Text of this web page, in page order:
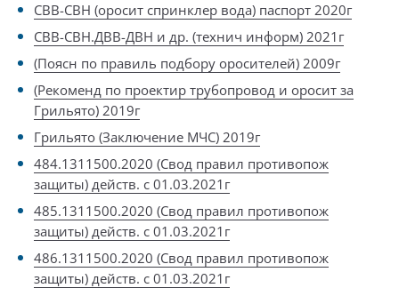
СВВ-СВН (оросит спринклер вода) паспорт 2020г
СВВ-СВН.ДВВ-ДВН и др. (технич информ) 2021г
(Поясн по правиль подбору оросителей) 2009г
(Рекоменд по проектир трубопровод и оросит за
Грильято) 2019г
Грильято (Заключение МЧС) 2019г
484.1311500.2020 (Свод правил противопож
защиты) действ. с 01.03.2021г
485.1311500.2020 (Свод правил противопож
защиты) действ. с 01.03.2021г
486.1311500.2020 (Свод правил противопож
защиты) действ. с 01.03.2021г